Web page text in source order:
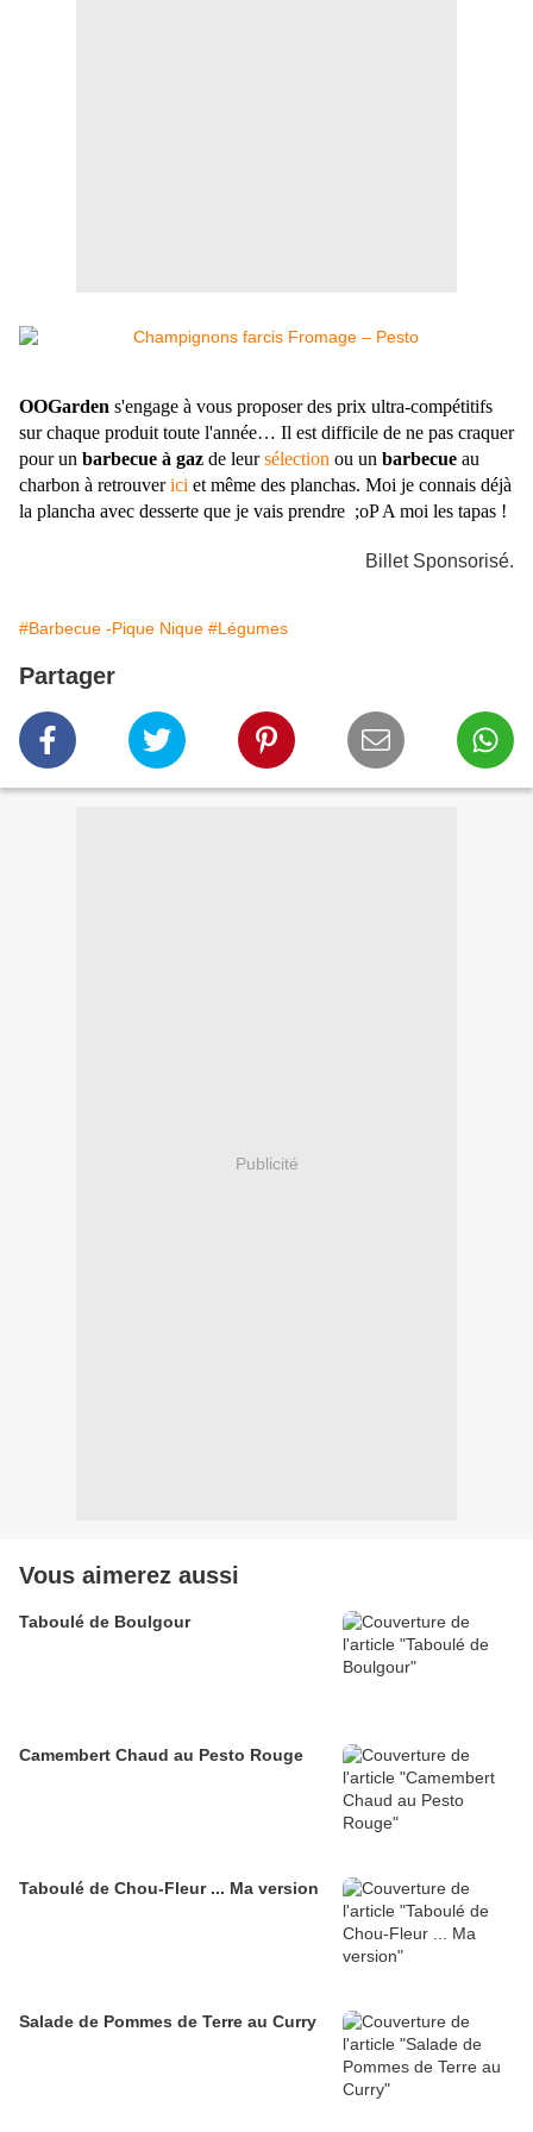
OOGarden s'engage à vous proposer des prix ultra-compétitifs
sur chaque produit toute l'année… Il est difficile de ne pas craquer
pour un barbecue à gaz de leursélection ou un barbecue au
charbon à retrouver ici et même des planchas. Moi je connais déjà
la plancha avec desserte que je vais prendre ;oP A moi les tapas !
Billet Sponsorisé.
#Barbecue -Pique Nique #Légumes
Partager
Publicité
Vous aimerez aussi
Taboulé de Boulgour
Camembert Chaud au Pesto Rouge
Taboulé de Chou-Fleur ... Ma version
Salade de Pommes de Terre au Curry